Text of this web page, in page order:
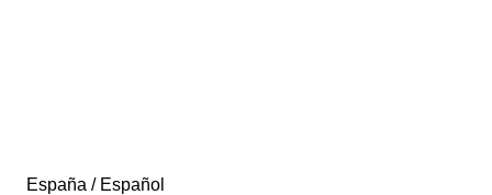
España / Español